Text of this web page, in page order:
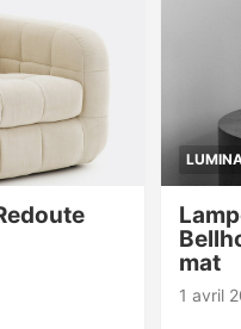
mat
1 avril